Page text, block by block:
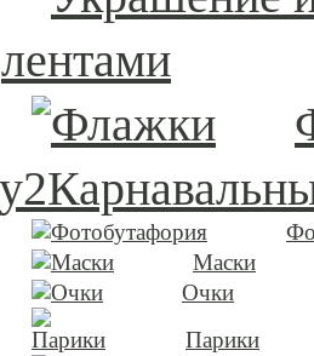
лентами
Маски
Очки
Парики